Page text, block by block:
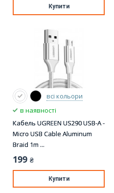
Купити
всі кольори
в наявності
Кабель UGREEN US290 USB-A -
Micro USB Cable Aluminum
Braid 1m ...
199 ₴
Купити